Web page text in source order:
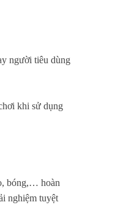
người tiêu dùng
khi sử dụng
bóng,… hoàn
nghiệm tuyệt